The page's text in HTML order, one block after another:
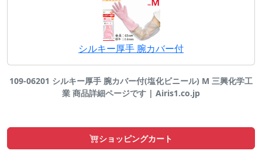
シルキー厚手 腕カバー付
109-06201 シルキー厚手 腕カバー付(塩化ビニール) M 三興化学工
業 商品詳細ページです | Airis1.co.jp
ショッピングカート